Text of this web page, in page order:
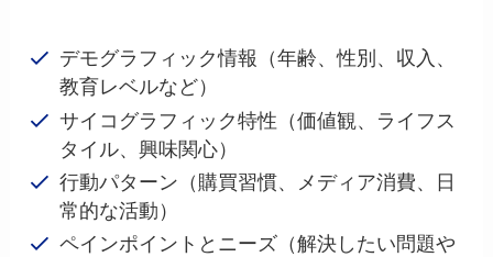
デモグラフィック情報（年齢、性別、収入、
教育レベルなど）
サイコグラフィック特性（価値観、ライフス
タイル、興味関心）
行動パターン（購買習慣、メディア消費、日
常的な活動）
ペインポイントとニーズ（解決したい問題や